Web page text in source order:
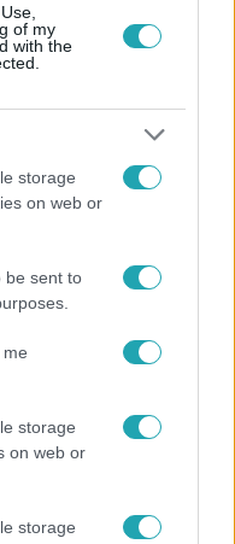
of my
with the
storage
on web or
be sent to
storage
on web or
storage
vált mondatok,
rajongás. A mi kis
1:00